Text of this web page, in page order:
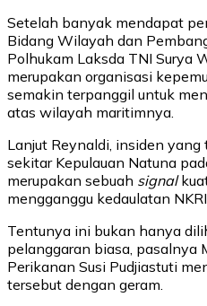
Setelah banyak mendapat
Bidang Wilayah dan
Polhukam Laksda TNI Surya
merupakan organisasi
semakin terpanggil untuk
atas wilayah maritimnya.
Lanjut Reynaldi, insiden yang
sekitar Kepulauan Natuna
merupakan sebuah signal
mengganggu kedaulatan NKRI.
Tentunya ini bukan hanya
pelanggaran biasa, pasalnya
Perikanan Susi Pudjiastuti
tersebut dengan geram.